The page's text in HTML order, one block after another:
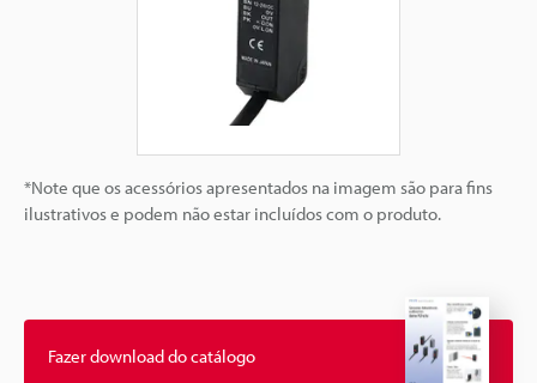
*Note que os acessórios apresentados na imagem são para fins
ilustrativos e podem não estar incluídos com o produto.
Fazer download do catálogo